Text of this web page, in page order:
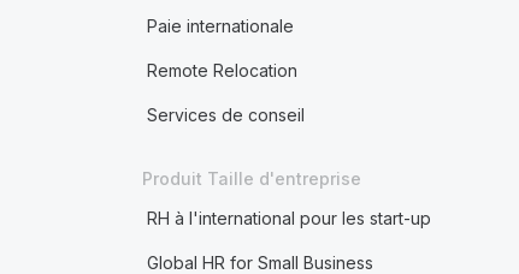
Paie internationale
Remote Relocation
Services de conseil
Produit Taille d'entreprise
RH à l'international pour les start-up
Global HR for Small Business